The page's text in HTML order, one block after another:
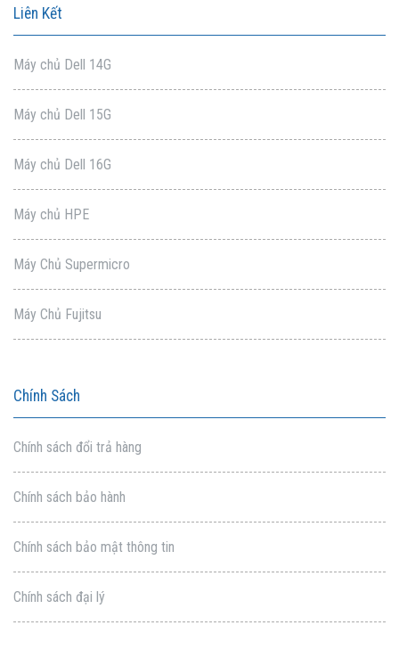
Liên Kết
Máy chủ Dell 14G
Máy chủ Dell 15G
Máy chủ Dell 16G
Máy chủ HPE
Máy Chủ Supermicro
Máy Chủ Fujitsu
Chính Sách
Chính sách đổi trả hàng
Chính sách bảo hành
Chính sách bảo mật thông tin
Chính sách đại lý